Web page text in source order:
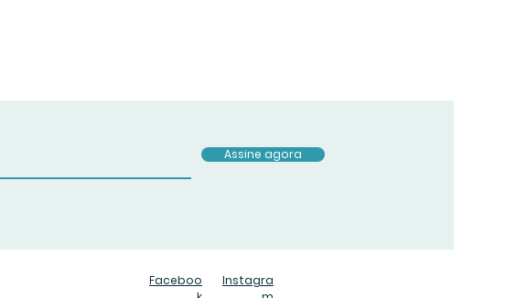
Assine agora
Faceboo
Instagra